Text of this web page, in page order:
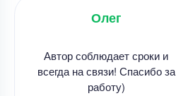
Олег
Автор соблюдает сроки и
всегда на связи! Спасибо за
работу)